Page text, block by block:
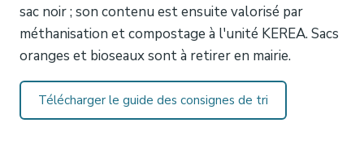
sac noir ; son contenu est ensuite valorisé par
méthanisation et compostage à l'unité KEREA. Sacs
oranges et bioseaux sont à retirer en mairie.
Télécharger le guide des consignes de tri